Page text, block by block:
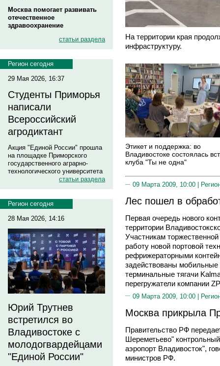
Москва помогает развивать
отечественное
здравоохранение
статьи раздела
Регион сегодня
29 Мая 2026, 16:37
Студенты Приморья
написали
Всероссийский
агродиктант
Акция "Единой России" прошла
на площадке Приморского
государственного аграрно-
технологического университета
статьи раздела
Регион сегодня
28 Мая 2026, 14:16
Юрий Трутнев
встретился во
Владивостоке с
молодогвардейцами
"Единой России"
На территории края
инфраструктуру.
Этикет и поддержка: во
Владивостоке состоялась
клуба "Ты не одна"
09 Марта 2009, 10:00 |
Лес пошел в
Первая очередь нового
территории
Участникам
работу новой портовой
рефрижераторными
задействованы
терминальные тягачи
перегружатели компании
09 Марта 2009, 10:00 |
Москва прикрыла
Правительство РФ
Шереметьево"
аэропорт Владивосток",
министров РФ.